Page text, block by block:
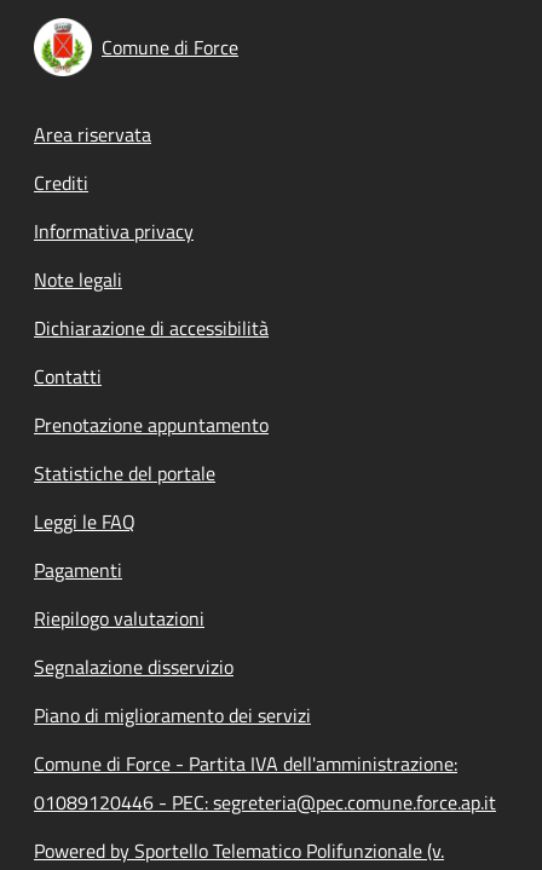
Comune di Force
Footer menu
Area riservata
Crediti
Informativa privacy
Note legali
Dichiarazione di accessibilità
Contatti
Prenotazione appuntamento
Statistiche del portale
Leggi le FAQ
Pagamenti
Riepilogo valutazioni
Segnalazione disservizio
Piano di miglioramento dei servizi
Comune di Force - Partita IVA dell'amministrazione:
01089120446 - PEC: segreteria@pec.comune.force.ap.it
Powered by Sportello Telematico Polifunzionale (v.